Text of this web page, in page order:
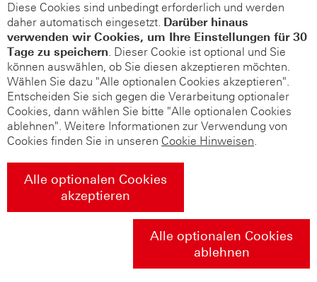
Diese Cookies sind unbedingt erforderlich und werden
daher automatisch eingesetzt. Darüber hinaus
verwenden wir Cookies, um Ihre Einstellungen für 30
Tage zu speichern. Dieser Cookie ist optional und Sie
können auswählen, ob Sie diesen akzeptieren möchten.
Wählen Sie dazu "Alle optionalen Cookies akzeptieren".
Entscheiden Sie sich gegen die Verarbeitung optionaler
Cookies, dann wählen Sie bitte "Alle optionalen Cookies
ablehnen". Weitere Informationen zur Verwendung von
Cookies finden Sie in unseren Cookie Hinweisen.
Alle optionalen Cookies
akzeptieren
Alle optionalen Cookies
ablehnen